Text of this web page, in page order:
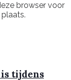
browser voor
tijdens